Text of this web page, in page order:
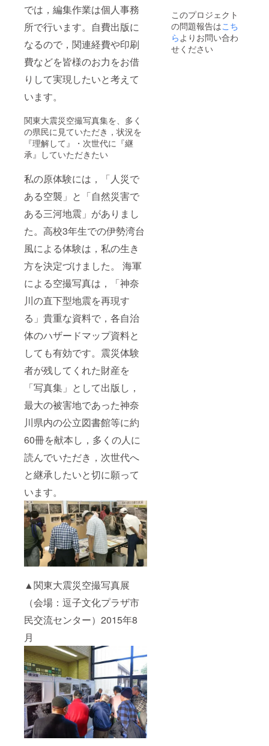
では，編集作業は個人事務
所で行います。自費出版に
なるので，関連経費や印刷
費などを皆様のお力をお借
りして実現したいと考えて
います。
関東大震災空撮写真集を、多く
の県民に見ていただき，状況を
『理解して』・次世代に『継
承』していただきたい
私の原体験には，「人災で
ある空襲」と「自然災害で
ある三河地震」がありまし
た。高校3年生での伊勢湾台
風による体験は，私の生き
方を決定づけました。 海軍
による空撮写真は，「神奈
川の直下型地震を再現す
る」貴重な資料で，各自治
体のハザードマップ資料と
しても有効です。震災体験
者が残してくれた財産を
「写真集」として出版し，
最大の被害地であった神奈
川県内の公立図書館等に約
60冊を献本し，多くの人に
読んでいただき，次世代へ
と継承したいと切に願って
います。
▲関東大震災空撮写真展
（会場：逗子文化プラザ市
民交流センター）2015年8
月
このプロジェクト
の問題報告はこち
らよりお問い合わ
せください